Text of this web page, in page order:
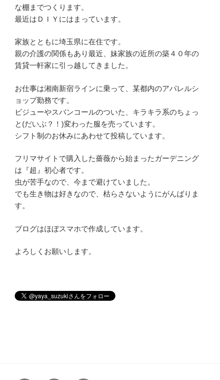
な棚までつくります。
最近はＤＩＹにはまっています。
家族とともに埼玉県に在住です。
親の介護の関係もあり最近、妹家族の近所の築４０年の
賃貸一軒家に引っ越してきました。
お仕事は湘南新宿ラインに乗って、某都内のアパレルシ
ョップ勤務です。
ビジューやスバンコールのついた、キラキラ系のちょっ
と(だいぶ？！)変わった服を売っています。
シフト制のお休みにあわせて投稿しています。
フリマサイトで購入した薔薇から始まったガーデニング
は『超』初心者です。
虫が苦手なので、今まで避けていました。
でも生き物は好きなので、枯らさないようにがんばりま
す。
ブログはほぼスマホで作成しています。
よろしくお願いします。